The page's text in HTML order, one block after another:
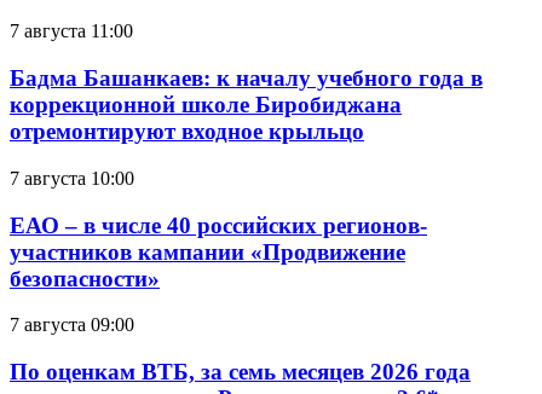
7 августа 11:00
Бадма Башанкаев: к началу учебного года в
коррекционной школе Биробиджана
отремонтируют входное крыльцо
7 августа 10:00
ЕАО – в числе 40 российских регионов-
участников кампании «Продвижение
безопасности»
7 августа 09:00
По оценкам ВТБ, за семь месяцев 2026 года